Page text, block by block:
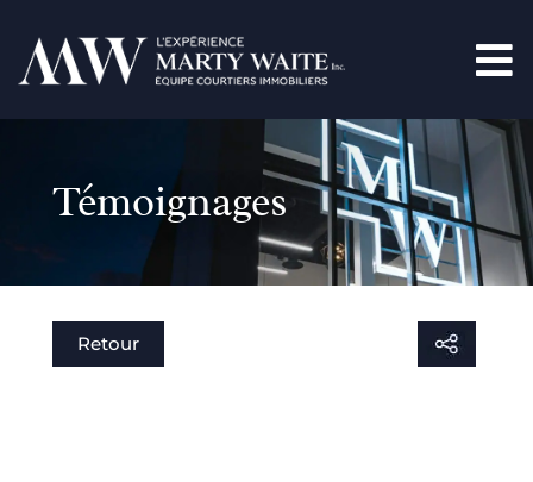
Témoignages
Retour